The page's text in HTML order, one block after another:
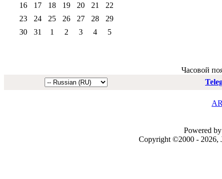
16
17 18 19 20 21
22
23
24 25 26 27 28
29
30
31 1 2 3 4 5
Часовой
Powered
Copyright ©2000 - 2026,